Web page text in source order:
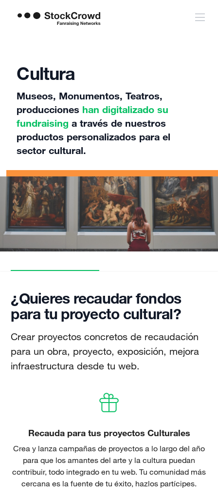
Cultura
Museos, Monumentos, Teatros,
producciones han digitalizado su
fundraisinga través de nuestros
productos personalizados para el
sector cultural.
¿Quieres recaudar fondos
para tu proyecto cultural?
Crear proyectos concretos de recaudación
para un obra, proyecto, exposición, mejora
infraestructura desde tu web.
Recauda para tus proyectos Culturales
Crea y lanza campañas de proyectos a lo largo del año
para que los amantes del arte y la cultura puedan
contribuir, todo integrado en tu web. Tu comunidad más
cercana es la fuente de tu éxito, hazlos partícipes.